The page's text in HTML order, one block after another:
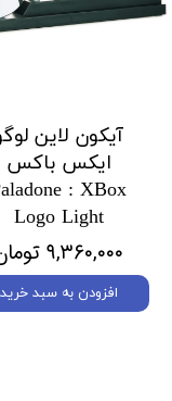
آیکون لاین
ایکس باکس
: XBox
Logo Light
۹,۳۶۰,۰۰۰ تومان
افزودن به سبد خرید